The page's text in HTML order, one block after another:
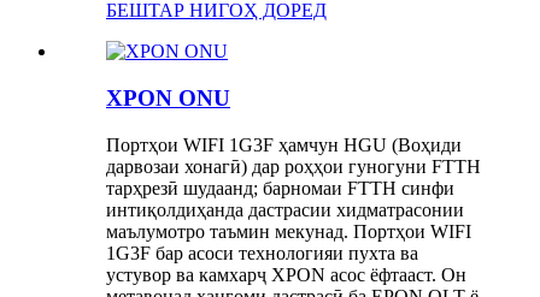
БЕШТАР НИГОҲ ДОРЕД
XPON ONU
Портҳои WIFI 1G3F ҳамчун HGU (Воҳиди
дарвозаи хонагӣ) дар роҳҳои гуногуни FTTH
тарҳрезӣ шудаанд; барномаи FTTH синфи
интиқолдиҳанда дастрасии хидматрасонии
маълумотро таъмин мекунад. Портҳои WIFI
1G3F бар асоси технологияи пухта ва
устувор ва камхарҷ XPON асос ёфтааст. Он